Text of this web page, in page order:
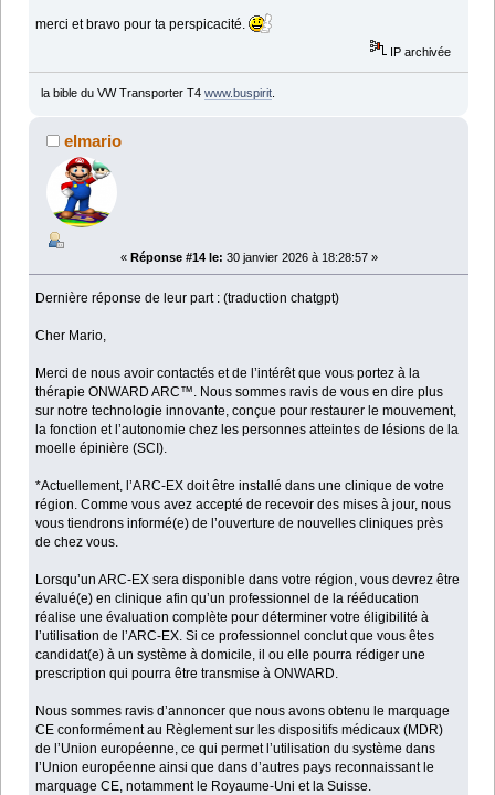
merci et bravo pour ta perspicacité.
IP archivée
la bible du VW Transporter T4 www.buspirit.
elmario
« Réponse #14 le: 30 janvier 2026 à 18:28:57 »
Dernière réponse de leur part : (traduction chatgpt)
Cher Mario,
Merci de nous avoir contactés et de l’intérêt que vous portez à la
thérapie ONWARD ARC™. Nous sommes ravis de vous en dire plus
sur notre technologie innovante, conçue pour restaurer le mouvement,
la fonction et l’autonomie chez les personnes atteintes de lésions de la
moelle épinière (SCI).
*Actuellement, l’ARC-EX doit être installé dans une clinique de votre
région. Comme vous avez accepté de recevoir des mises à jour, nous
vous tiendrons informé(e) de l’ouverture de nouvelles cliniques près
de chez vous.
Lorsqu’un ARC-EX sera disponible dans votre région, vous devrez être
évalué(e) en clinique afin qu’un professionnel de la rééducation
réalise une évaluation complète pour déterminer votre éligibilité à
l’utilisation de l’ARC-EX. Si ce professionnel conclut que vous êtes
candidat(e) à un système à domicile, il ou elle pourra rédiger une
prescription qui pourra être transmise à ONWARD.
Nous sommes ravis d’annoncer que nous avons obtenu le marquage
CE conformément au Règlement sur les dispositifs médicaux (MDR)
de l’Union européenne, ce qui permet l’utilisation du système dans
l’Union européenne ainsi que dans d’autres pays reconnaissant le
marquage CE, notamment le Royaume-Uni et la Suisse.